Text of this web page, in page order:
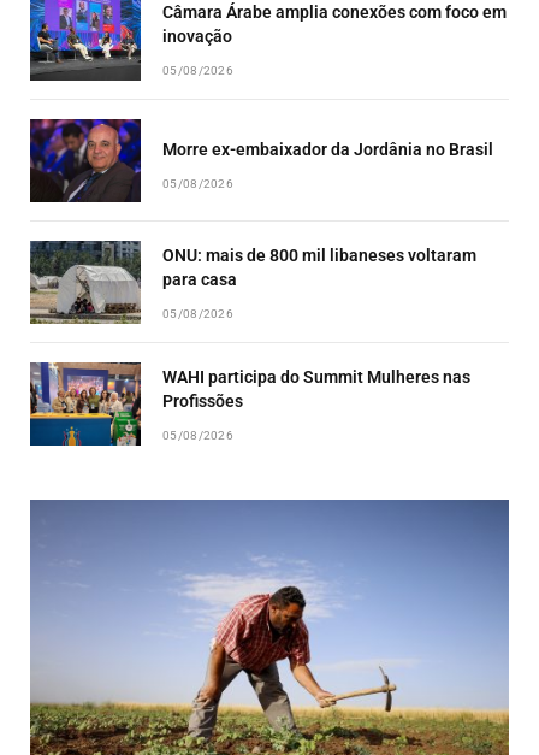
Câmara Árabe amplia conexões com foco em
inovação
05/08/2026
Morre ex-embaixador da Jordânia no Brasil
05/08/2026
ONU: mais de 800 mil libaneses voltaram
para casa
05/08/2026
WAHI participa do Summit Mulheres nas
Profissões
05/08/2026